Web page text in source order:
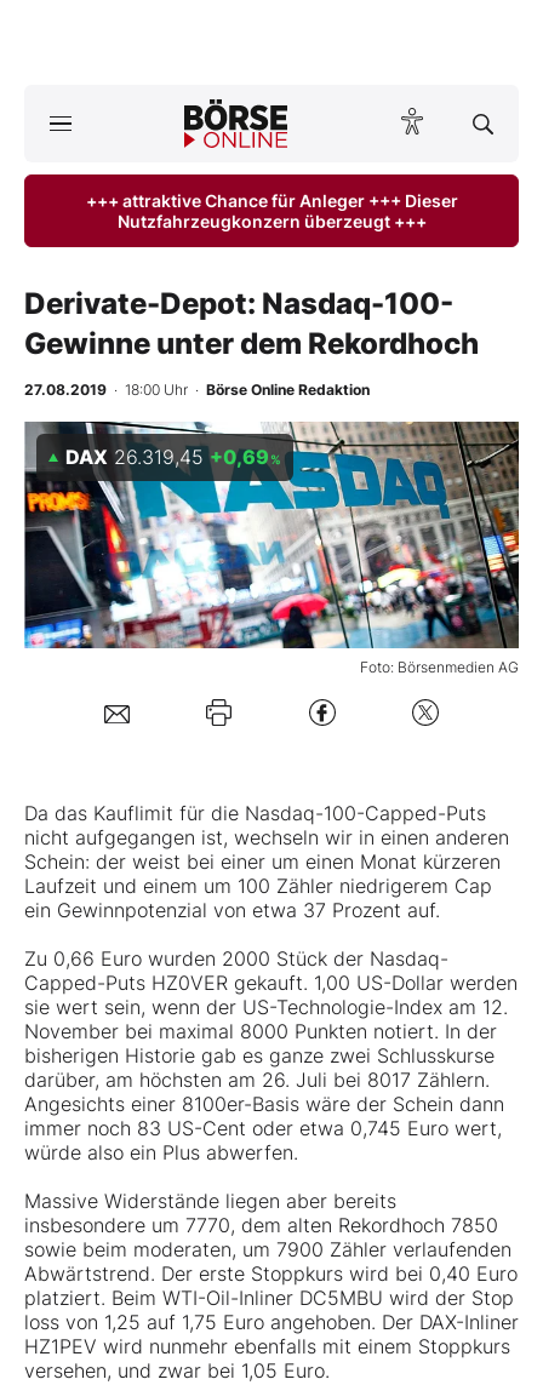
ktuelle Ausgabe BÖRSE ONLINE lesen
Anlageprodukte
Finanz-Check
BO-Musterdepots
Experten
Mein B:O
Kontakt
+++ attraktive Chance für Anleger +++ Dieser
Nutzfahrzeugkonzern überzeugt +++
Derivate-Depot: Nasdaq-100-
Gewinne unter dem Rekordhoch
27.08.2019 · 18:00 Uhr · Börse Online Redaktion
Foto: Börsenmedien AG
DAX 26.319,45 +0,69 %
Da das Kauflimit für die Nasdaq-100-Capped-Puts
nicht aufgegangen ist, wechseln wir in einen anderen
Schein: der weist bei einer um einen Monat kürzeren
Laufzeit und einem um 100 Zähler niedrigerem Cap
ein Gewinnpotenzial von etwa 37 Prozent auf.
Zu 0,66 Euro wurden 2000 Stück der Nasdaq-
Capped-Puts HZ0VER gekauft. 1,00 US-Dollar werden
sie wert sein, wenn der US-Technologie-Index am 12.
November bei maximal 8000 Punkten notiert. In der
bisherigen Historie gab es ganze zwei Schlusskurse
darüber, am höchsten am 26. Juli bei 8017 Zählern.
Angesichts einer 8100er-Basis wäre der Schein dann
immer noch 83 US-Cent oder etwa 0,745 Euro wert,
würde also ein Plus abwerfen.
Massive Widerstände liegen aber bereits
insbesondere um 7770, dem alten Rekordhoch 7850
sowie beim moderaten, um 7900 Zähler verlaufenden
Abwärtstrend. Der erste Stoppkurs wird bei 0,40 Euro
platziert. Beim WTI-Oil-Inliner DC5MBU wird der Stop
loss von 1,25 auf 1,75 Euro angehoben. Der DAX-Inliner
HZ1PEV wird nunmehr ebenfalls mit einem Stoppkurs
versehen, und zwar bei 1,05 Euro.